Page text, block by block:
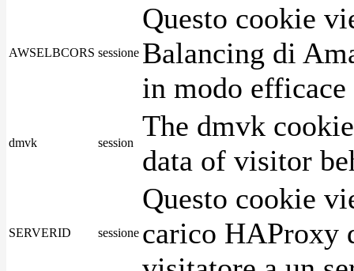
AWSELBCORS sessione
Questo cookie
Balancing di
in modo
dmvk session
The dmvk
data of visitor
SERVERID sessione
Questo cookie
carico HAProxy